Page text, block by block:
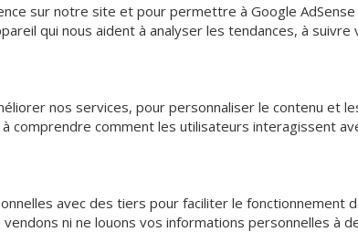
sur notre site et pour permettre à Google
qui nous aident à analyser les tendances, à
nos services, pour personnaliser le contenu et
à comprendre comment les utilisateurs interagissent
avec des tiers pour faciliter le fonctionnement
ni ne louons vos informations personnelles à